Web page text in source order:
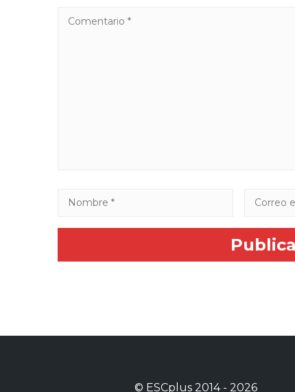
© ESCplus2014 - 2026